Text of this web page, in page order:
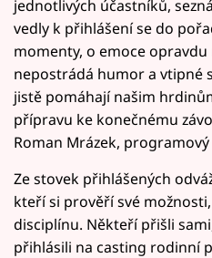
jednotlivých účastníků,
vedly k přihlášení se do
momenty, o emoce
nepostrádá humor a vtipné
jistě pomáhají našim
přípravu ke konečnému
Roman Mrázek,
Ze stovek přihlášených
kteří si prověří své
disciplínu. Někteří přišli
přihlásili na casting rodinní